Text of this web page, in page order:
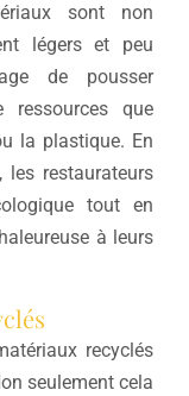
sont non
légers et peu
de pousser
ressources que
la plastique. En
les restaurateurs
tout en
à leurs
recyclés
seulement cela